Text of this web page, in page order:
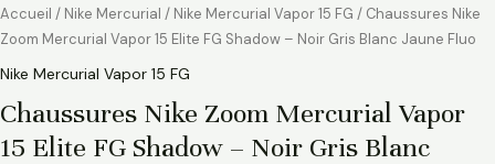
Accueil / Nike Mercurial / Nike Mercurial Vapor 15 FG / Chaussures Nike
Zoom Mercurial Vapor 15 Elite FG Shadow – Noir Gris Blanc Jaune Fluo
Nike Mercurial Vapor 15 FG
Chaussures Nike Zoom Mercurial Vapor
15 Elite FG Shadow – Noir Gris Blanc